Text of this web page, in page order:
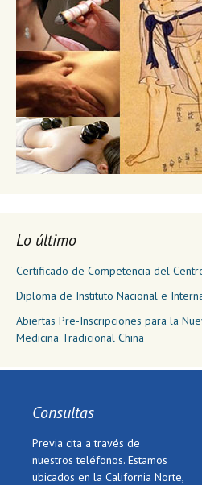
Lo último
Certificado de Competencia del
Diploma de Instituto Nacional e
Abiertas Pre-Inscripciones para la
Medicina Tradicional China
Consultas
Previa cita a través de
nuestros teléfonos. Estamos
ubicados en la California Norte,